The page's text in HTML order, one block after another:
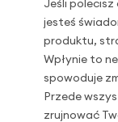
Jeśli polecisz
jesteś
produktu,
Wpłynie to
spowoduje
Przede
zrujnować